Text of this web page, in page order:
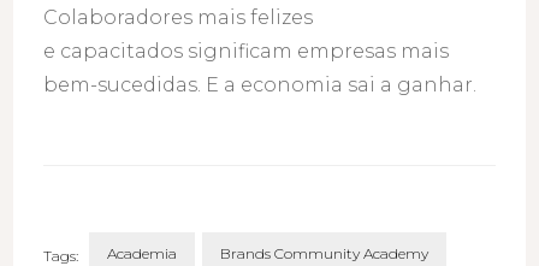
Colaboradores mais felizes
e capacitados significam empresas mais
bem-sucedidas. E a economia sai a ganhar.
Tags: Academia Brands Community Academy